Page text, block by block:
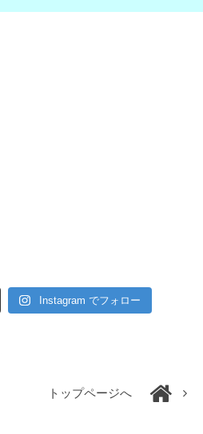
Instagram でフォロー
トップページへ